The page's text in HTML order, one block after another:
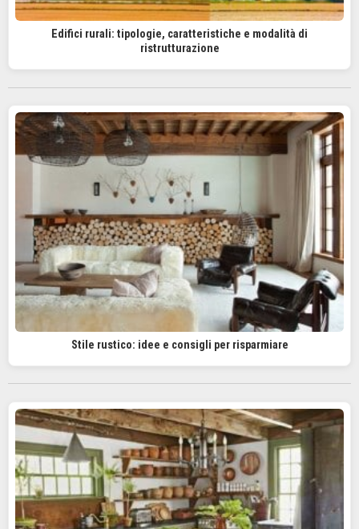
Edifici rurali: tipologie, caratteristiche e modalità di
ristrutturazione
Stile rustico: idee e consigli per risparmiare